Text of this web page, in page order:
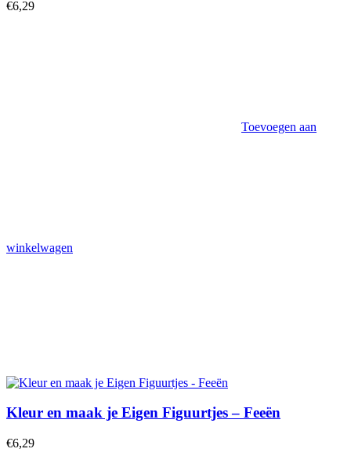
€6,29
Toevoegen aan
winkelwagen
Kleur en maak je Eigen Figuurtjes – Feeën
€6,29